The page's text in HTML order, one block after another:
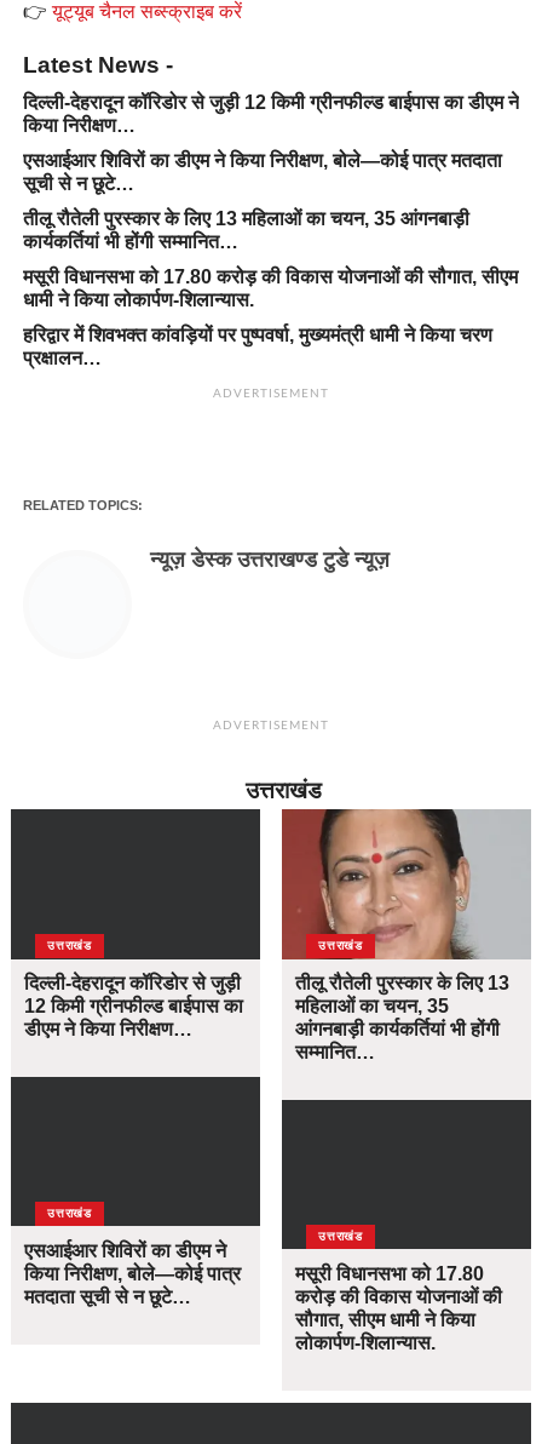
👉यूट्यूब चैनल सब्स्क्राइब करें
Latest News -
दिल्ली-देहरादून कॉरिडोर से जुड़ी 12 किमी ग्रीनफील्ड बाईपास का डीएम ने
किया निरीक्षण…
एसआईआर शिविरों का डीएम ने किया निरीक्षण, बोले—कोई पात्र मतदाता
सूची से न छूटे…
तीलू रौतेली पुरस्कार के लिए 13 महिलाओं का चयन, 35 आंगनबाड़ी
कार्यकर्तियां भी होंगी सम्मानित…
मसूरी विधानसभा को 17.80 करोड़ की विकास योजनाओं की सौगात, सीएम
धामी ने किया लोकार्पण-शिलान्यास.
हरिद्वार में शिवभक्त कांवड़ियों पर पुष्पवर्षा, मुख्यमंत्री धामी ने किया चरण
प्रक्षालन…
ADVERTISEMENT
RELATED TOPICS:
न्यूज़ डेस्क उत्तराखण्ड टुडे न्यूज़
ADVERTISEMENT
उत्तराखंड
उत्तराखंड
दिल्ली-देहरादून कॉरिडोर से जुड़ी
12 किमी ग्रीनफील्ड बाईपास का
डीएम ने किया निरीक्षण…
उत्तराखंड
एसआईआर शिविरों का डीएम ने
किया निरीक्षण, बोले—कोई पात्र
मतदाता सूची से न छूटे…
उत्तराखंड
तीलू रौतेली पुरस्कार के लिए 13
महिलाओं का चयन, 35
आंगनबाड़ी कार्यकर्तियां भी होंगी
सम्मानित…
उत्तराखंड
मसूरी विधानसभा को 17.80
करोड़ की विकास योजनाओं की
सौगात, सीएम धामी ने किया
लोकार्पण-शिलान्यास.